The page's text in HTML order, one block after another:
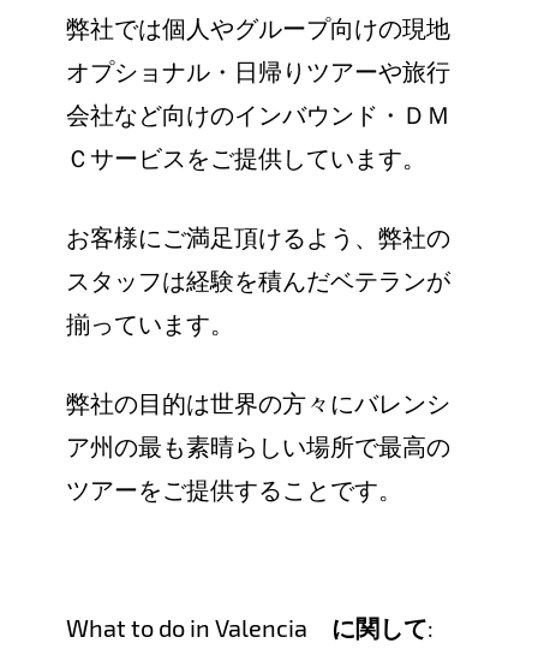
弊社では個人やグループ向けの現地
オプショナル・日帰りツアーや旅行
会社など向けのインバウンド・ＤＭ
Ｃサービスをご提供しています。
お客様にご満足頂けるよう、弊社の
スタッフは経験を積んだベテランが
揃っています。
弊社の目的は世界の方々にバレンシ
ア州の最も素晴らしい場所で最高の
ツアーをご提供することです。
What to do in Valencia に関して: